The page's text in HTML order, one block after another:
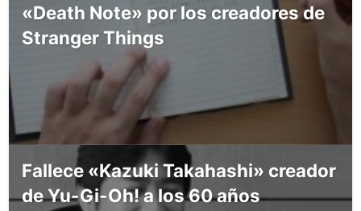
«Death Note» por los creadores de
Stranger Things
Fallece «Kazuki Takahashi» creador
de Yu-Gi-Oh! a los 60 años